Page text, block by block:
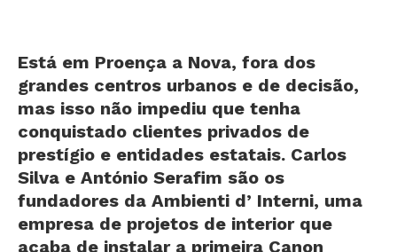
Está em Proença a Nova, fora dos
grandes centros urbanos e de decisão,
mas isso não im­pediu que tenha
conquistado clientes privados de
prestígio e entidades estatais. Carlos
Silva e António Serafim são os
fundadores da Ambienti d’ Interni, uma
empresa de projetos de interior que
acaba de insta­lar a primeira Canon